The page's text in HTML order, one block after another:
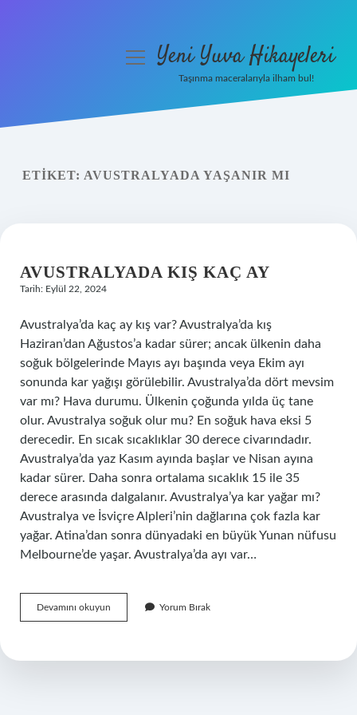
Yasal Uyarı
menüyüYeni Yuva Hikayeleri
Taşınma maceralarıyla ilham bul!
ETIKET: AVUSTRALYADA YAŞANIR MI
AVUSTRALYADA KIŞ KAÇ AY
Tarih: Eylül 22, 2024
Avustralya’da kaç ay kış var? Avustralya’da kış
Haziran’dan Ağustos’a kadar sürer; ancak ülkenin daha
soğuk bölgelerinde Mayıs ayı başında veya Ekim ayı
sonunda kar yağışı görülebilir. Avustralya’da dört mevsim
var mı? Hava durumu. Ülkenin çoğunda yılda üç tane
olur. Avustralya soğuk olur mu? En soğuk hava eksi 5
derecedir. En sıcak sıcaklıklar 30 derece civarındadır.
Avustralya’da yaz Kasım ayında başlar ve Nisan ayına
kadar sürer. Daha sonra ortalama sıcaklık 15 ile 35
derece arasında dalgalanır. Avustralya’ya kar yağar mı?
Avustralya ve İsviçre Alpleri’nin dağlarına çok fazla kar
yağar. Atina’dan sonra dünyadaki en büyük Yunan nüfusu
Melbourne’de yaşar. Avustralya’da ayı var…
Devamını okuyun Avustralyada
Kış
Yorum Bırak